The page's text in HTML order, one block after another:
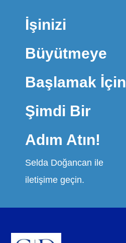
İşinizi
Büyütmeye
Başlamak İçin
Şimdi Bir
Adım Atın!
Selda Doğancan ile
iletişime geçin.